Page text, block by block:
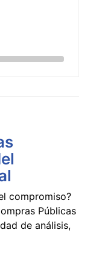
compromiso?
Públicas
de análisis,